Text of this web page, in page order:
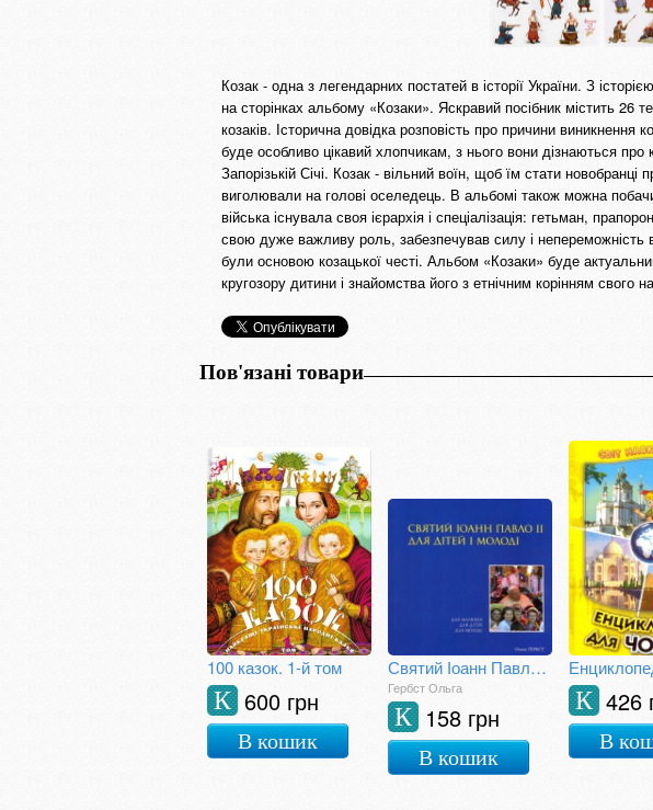
Козак - одна з легендарних постатей в історії України. З
на сторінках альбому «Козаки». Яскравий посібник містить 26
козаків. Історична довідка розповість про причини виникнення
буде особливо цікавий хлопчикам, з нього вони дізнаються про
Запорізькій Січі. Козак - вільний воїн, щоб їм стати
виголювали на голові оселедець. В альбомі також можна
війська існувала своя ієрархія і спеціалізація: гетьман,
свою дуже важливу роль, забезпечував силу і непереможність
були основою козацької честі. Альбом «Козаки» буде
кругозору дитини і знайомства його з етнічним корінням свого
Пов'язані товари
100 казок. 1-й том
600 грн
К
В кошик
Святий Іоанн Павло ІІ для дітей і молоді
Гербст Ольга
158 грн
К
В кошик
426
К
В